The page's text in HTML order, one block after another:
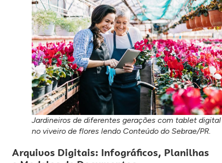
Jardineiros de diferentes gerações com tablet digital
no viveiro de flores lendo Conteúdo do Sebrae/PR.
Arquivos Digitais: Infográficos, Planilhas